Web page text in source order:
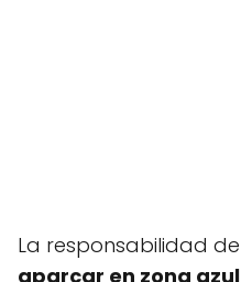
La responsabilidad
aparcar en zona azul